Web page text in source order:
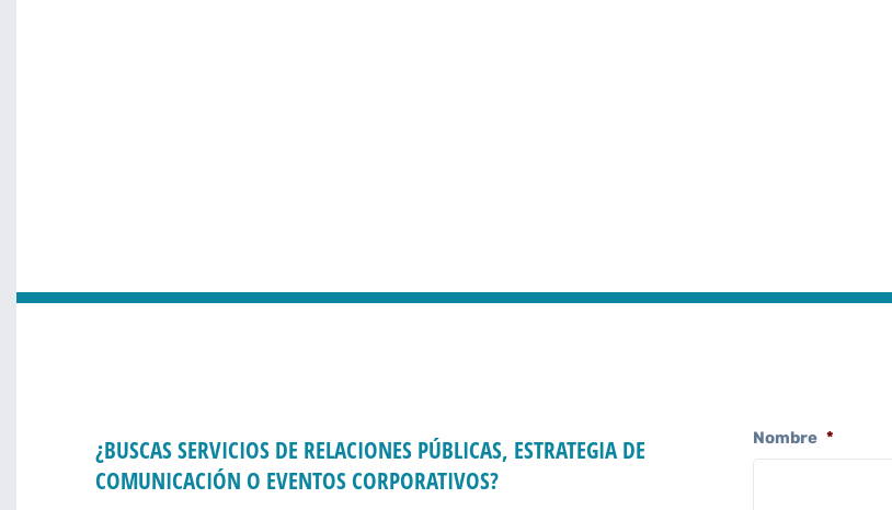
¿BUSCAS SERVICIOS DE RELACIONES PÚBLICAS, ESTRATEGIA DE
COMUNICACIÓN O EVENTOS CORPORATIVOS?
Nombre *